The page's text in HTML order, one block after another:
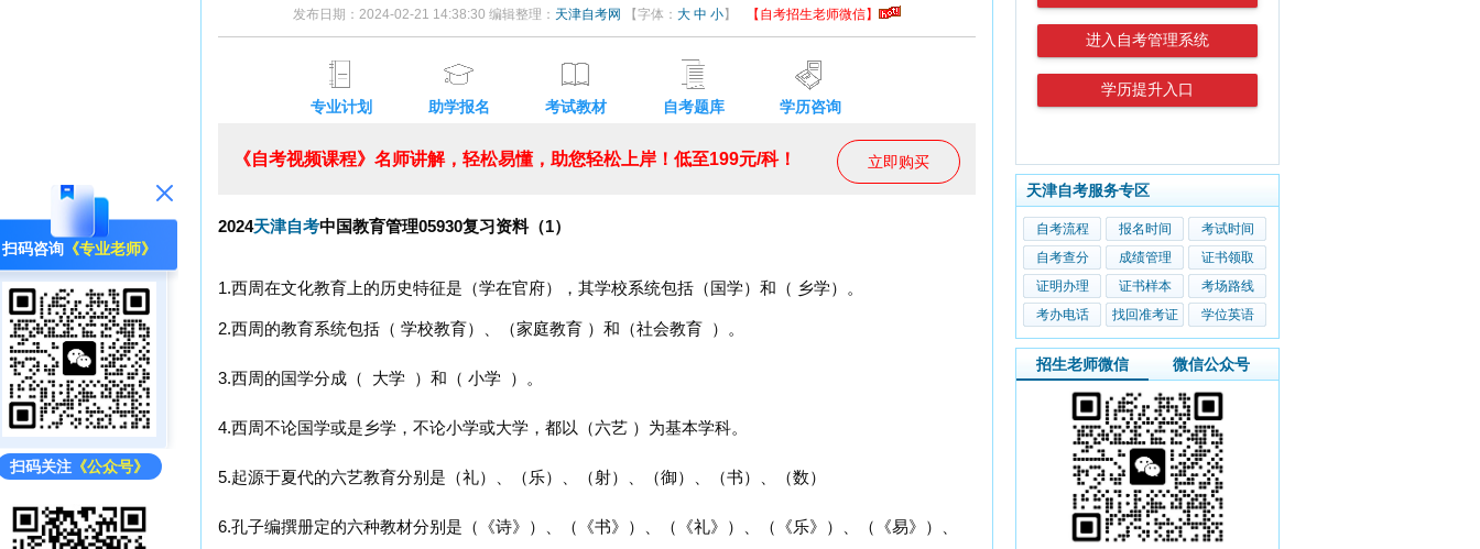
扫码咨询 《专业老师》
扫码关注 《公众号》
发布日期：2024-02-21 14:38:30 编辑整理： 天津自考网 【字体： 大 中 小】 【自考招生老师微信】
专业计划 助学报名 考试教材 自考题库 学历咨询
立即购买
《自考视频课程》名师讲解，轻松易懂，助您轻松上岸！低至199元/科！
2024天津自考中国教育管理05930复习资料（1）
1.西周在文化教育上的历史特征是（学在官府），其学校系统包括（国学）和（ 乡学）。
2.西周的教育系统包括（ 学校教育）、（家庭教育 ）和（社会教育 ）。
3.西周的国学分成（ 大学 ）和（ 小学 ）。
4.西周不论国学或是乡学，不论小学或大学，都以（六艺 ）为基本学科。
5.起源于夏代的六艺教育分别是（礼）、（乐）、（射）、（御）、（书）、（数）
6.孔子编撰册定的六种教材分别是（《诗》）、（《书》）、（《礼》）、（《乐》）、（《易》）、
进入自考管理系统
学历提升入口
天津自考服务专区
自考流程 报名时间
考试时间
自考查分
成绩管理
证书领取
证明办理
证书样本
考场路线
考办电话
找回准考证 学位英语
招生老师微信 微信公众号